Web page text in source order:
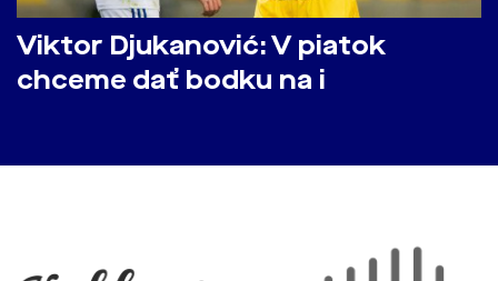
Viktor Djukanović: V piatok
chceme dať bodku na i